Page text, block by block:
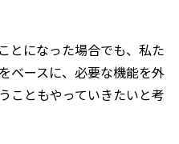
とになった場合でも、私た
ベースに、必要な機能を外
こともやっていきたいと考